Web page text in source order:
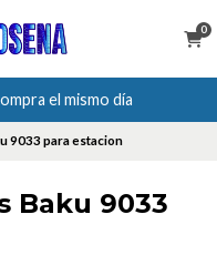
0
el mismo día
9033 para estacion
Baku 9033